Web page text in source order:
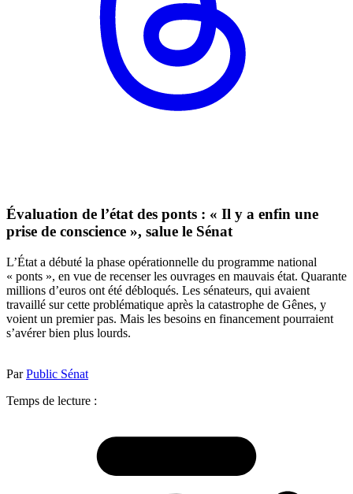
Évaluation de l’état des ponts : « Il y a enfin une
prise de conscience », salue le Sénat
L’État a débuté la phase opérationnelle du programme national
« ponts », en vue de recenser les ouvrages en mauvais état. Quarante
millions d’euros ont été débloqués. Les sénateurs, qui avaient
travaillé sur cette problématique après la catastrophe de Gênes, y
voient un premier pas. Mais les besoins en financement pourraient
s’avérer bien plus lourds.
ParPublic Sénat
Temps de lecture :